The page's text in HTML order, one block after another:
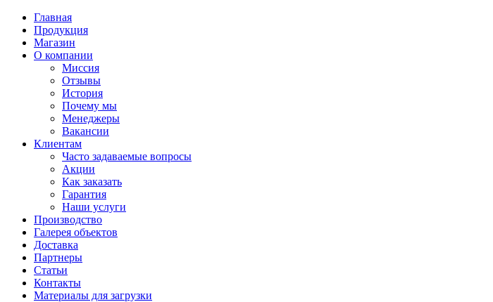
Главная
Продукция
Магазин
О компании
Миссия
Отзывы
История
Почему мы
Менеджеры
Вакансии
Клиентам
Часто задаваемые вопросы
Акции
Как заказать
Гарантия
Наши услуги
Производство
Галерея объектов
Доставка
Партнеры
Статьи
Контакты
Материалы для загрузки